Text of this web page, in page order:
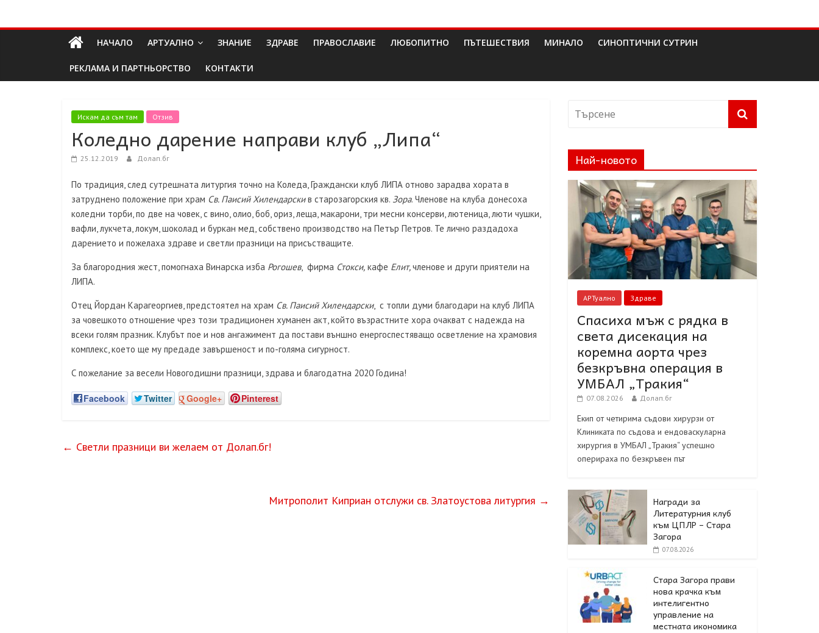
Долап
БГ
пътешествия|
мода|
събития|
кухня|
минало|
НАЧАЛО АРТУАЛНО ЗНАНИЕ ЗДРАВЕ ПРАВОСЛАВИЕ ЛЮБОПИТНО ПЪТЕШЕСТВИЯ МИНАЛО СИНОПТИЧНИ СУТРИН
РЕКЛАМА И ПАРТНЬОРСТВО КОНТАКТИ
Искам да съм там Отзив
Коледно дарение направи клуб „Липа“
25.12.2019 Долап.бг
По традиция, след сутрешната литургия точно на Коледа, Граждански клуб ЛИПА отново зарадва хората в
затруднено положение при храм Св. Паисий Хилендарскив старозагорския кв. Зора. Членове на клуба донесоха
коледни торби, по две на човек, с вино, олио, боб, ориз, леща, макарони, три месни консерви, лютеница, люти чушки,
вафли, лукчета, локум, шоколад и буркан мед, собствено производство на Петър Петров. Те лично раздадоха
дарението и пожелаха здраве и светли празници на присъстващите.
За благородния жест, помогнаха Винарска изба Рогошев, фирма Стокси, кафе Елит,членове и други приятели на
ЛИПА.
Отец Йордан Карагеоргиев, предстоятел на храм Св. Паисий Хилендарски, с топли думи благодари на клуб ЛИПА
за човешкото отношение чрез този традиционен хуманен акт, който възрастните хора очакват с надежда на
всеки голям празник. Клубът пое и нов ангажимент да постави външно енергоспестяващо осветление на храмовия
комплекс, което ще му предаде завършеност и по-голяма сигурност.
С пожелание за весели Новогодишни празници, здрава и благодатна 2020 Година!
Facebook Twitter Google+ Pinterest
← Светли празници ви желаем от Долап.бг!
Митрополит Киприан отслужи св. Златоустова литургия →
Най-новото
АРТуално Здраве
Спасиха мъж с рядка в
света дисекация на
коремна аорта чрез
безкръвна операция в
УМБАЛ „Тракия“
07.08.2026 Долап.бг
Екип от четирима съдови хирурзи от
Клиниката по съдова и ендоваскуларна
хирургия в УМБАЛ „Тракия“ успешно
оперираха по безкръвен път
Награди за
Литературния клуб
към ЦПЛР – Стара
Загора
07.08.2026
Стара Загора прави
нова крачка към
интелигентно
управление на
местната икономика